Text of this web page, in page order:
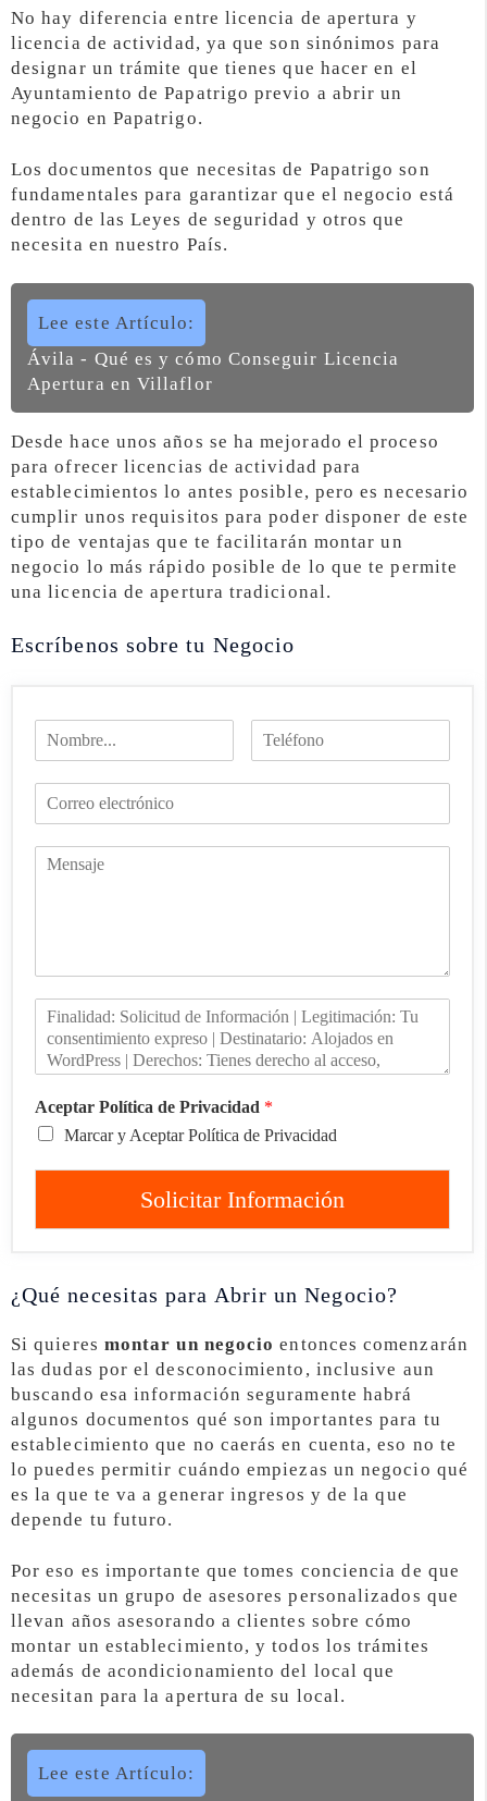
No hay diferencia entre licencia de apertura y
licencia de actividad, ya que son sinónimos para
designar un trámite que tienes que hacer en el
Ayuntamiento de Papatrigo previo a abrir un
negocio en Papatrigo.
Los documentos que necesitas de Papatrigo son
fundamentales para garantizar que el negocio está
dentro de las Leyes de seguridad y otros que
necesita en nuestro País.
Lee este Artículo:
Ávila - Qué es y cómo Conseguir Licencia
Apertura en Villaflor
Desde hace unos años se ha mejorado el proceso
para ofrecer licencias de actividad para
establecimientos lo antes posible, pero es necesario
cumplir unos requisitos para poder disponer de este
tipo de ventajas que te facilitarán montar un
negocio lo más rápido posible de lo que te permite
una licencia de apertura tradicional.
Escríbenos sobre tu Negocio
Aceptar Política de Privacidad *
Marcar y Aceptar Política de Privacidad
Solicitar Información
¿Qué necesitas para Abrir un Negocio?
Si quieres montar un negocio entonces comenzarán
las dudas por el desconocimiento, inclusive aun
buscando esa información seguramente habrá
algunos documentos qué son importantes para tu
establecimiento que no caerás en cuenta, eso no te
lo puedes permitir cuándo empiezas un negocio qué
es la que te va a generar ingresos y de la que
depende tu futuro.
Por eso es importante que tomes conciencia de que
necesitas un grupo de asesores personalizados que
llevan años asesorando a clientes sobre cómo
montar un establecimiento, y todos los trámites
además de acondicionamiento del local que
necesitan para la apertura de su local.
Lee este Artículo: